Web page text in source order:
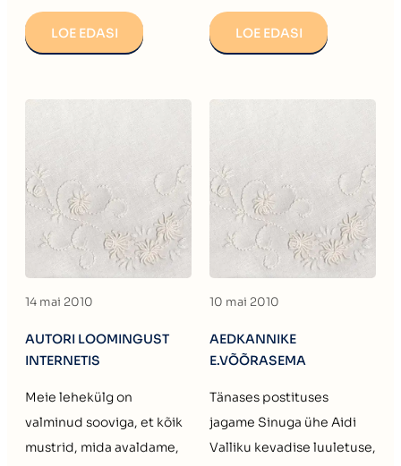
LOE EDASI LOE EDASI
14 mai 2010
AUTORI LOOMINGUST
INTERNETIS
Meie lehekülg on
valminud sooviga, et kõik
mustrid, mida avaldame,
10 mai 2010
AEDKANNIKE
E.VÕÕRASEMA
Tänases postituses
jagame Sinuga ühe Aidi
Valliku kevadise luuletuse,